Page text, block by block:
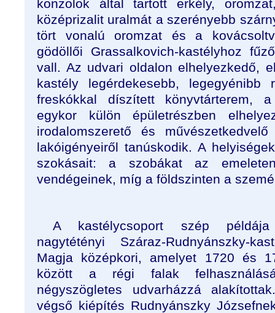
konzolok által tartott erkély,
középrizalit uralmát a szerényebb
tört vonalú oromzat és a
gödöllői Grassalkovich-kastélyhoz
vall. Az udvari oldalon elhelyezkedő,
kastély legérdekesebb,
freskókkal díszített könyvtárterem,
egykor külön épületrészben
irodalomszerető és
lakóigényeiről tanúskodik. A
szokásait: a szobákat az
vendégeinek, míg a földszinten a
A kastélycsoport szép
nagytétényi Száraz-Rudnyánszky-
Magja középkori, amelyet 1720 és
között a régi falak
négyszögletes udvarházzá
végső kiépítés Rudnyánszky